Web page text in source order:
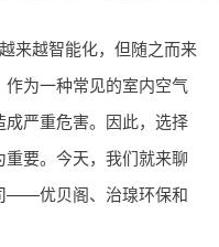
来越智能化，但随之而来
为一种常见的室内空气
严重危害。因此，选择
重要。今天，我们就来聊
——优贝阁、治瑔环保和